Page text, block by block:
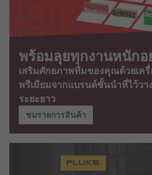
พร้อมลุยทุกงานหนักอ
เสริมศักยภาพทีมของคุณด้วยเค
พรีเมียมจากแบรนด์ชั้นนำที่ไว้วา
ระยะยาว
ชมรายการสินค้า